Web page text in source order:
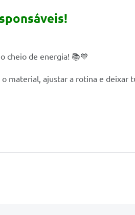
cheio de energia! 📚💙
material, ajustar a rotina e deixar